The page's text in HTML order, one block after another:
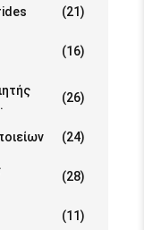
(21)
(16)
(26)
(24)
(28)
(11)